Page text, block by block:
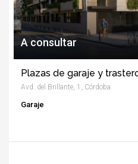
A consultar
Avd. del Brillante, 1, Córdoba.
Garaje